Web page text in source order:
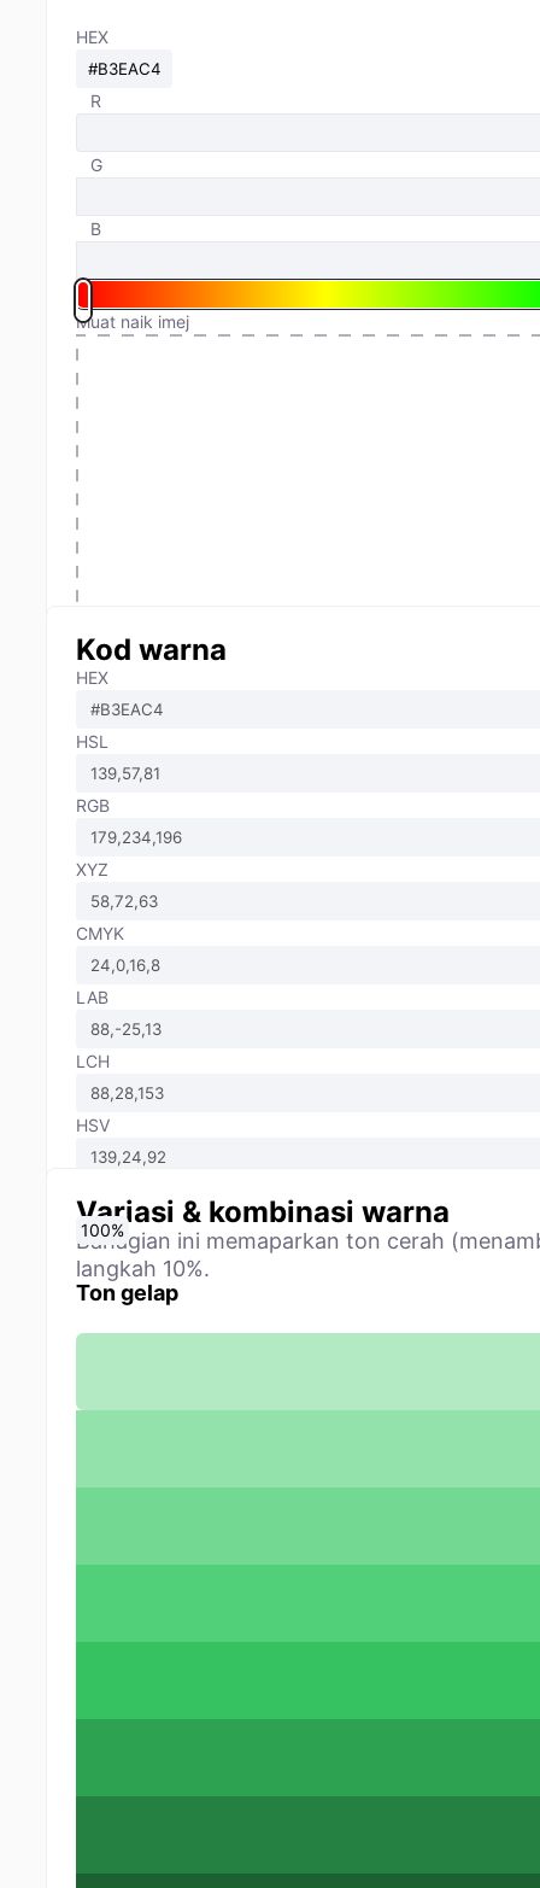
HEX
R
G
B
Muat naik imej
Kod warna
HEX
HSL
RGB
XYZ
CMYK
LAB
LCH
HSV
Variasi & kombinasi warna
Bahagian ini memaparkan ton cerah
langkah 10%.
Ton gelap
0%
10%
20%
30%
40%
50%
60%
70%
80%
90%
100%